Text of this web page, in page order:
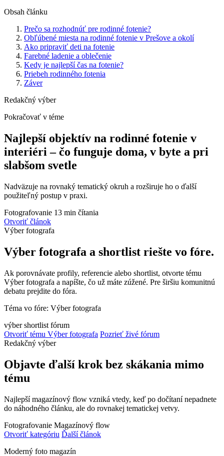
Obsah článku
Prečo sa rozhodnúť pre rodinné fotenie?
Obľúbené miesta na rodinné fotenie v Prešove a okolí
Ako pripraviť deti na fotenie
Farebné ladenie a oblečenie
Kedy je najlepší čas na fotenie?
Priebeh rodinného fotenia
Záver
Redakčný výber
Pokračovať v téme
Najlepší objektív na rodinné fotenie v
interiéri – čo funguje doma, v byte a pri
slabšom svetle
Nadväzuje na rovnaký tematický okruh a rozširuje ho o ďalší
použiteľný postup v praxi.
Fotografovanie 13 min čítania
Otvoriť článok
Výber fotografa
Výber fotografa a shortlist riešte vo fóre.
Ak porovnávate profily, referencie alebo shortlist, otvorte tému
Výber fotografa a napíšte, čo už máte zúžené. Pre širšiu komunitnú
debatu prejdite do fóra.
Téma vo fóre: Výber fotografa
výber shortlist fórum
Otvoriť tému Výber fotografa Pozrieť živé fórum
Redakčný výber
Objavte ďalší krok bez skákania mimo
tému
Najlepší magazínový flow vzniká vtedy, keď po dočítaní nepadnete
do náhodného článku, ale do rovnakej tematickej vetvy.
Fotografovanie Magazínový flow
Otvoriť kategóriu Ďalší článok
Moderný foto magazín